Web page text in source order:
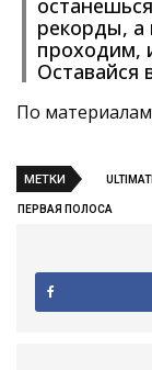
рекорды, а
проходим,
Оставайся
По
МЕТКИ
ПЕРВАЯ ПОЛОСА